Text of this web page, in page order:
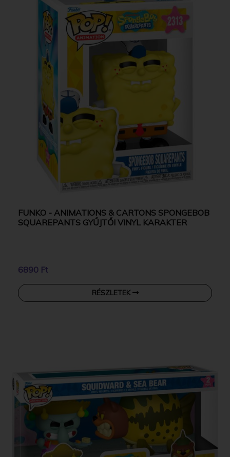
FUNKO - ANIMATIONS & CARTONS SPONGEBOB
SQUAREPANTS GYŰJTŐI VINYL KARAKTER
6890 Ft
RÉSZLETEK